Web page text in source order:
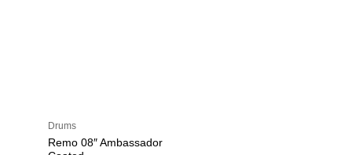
Drums
Remo 08″ Ambassador